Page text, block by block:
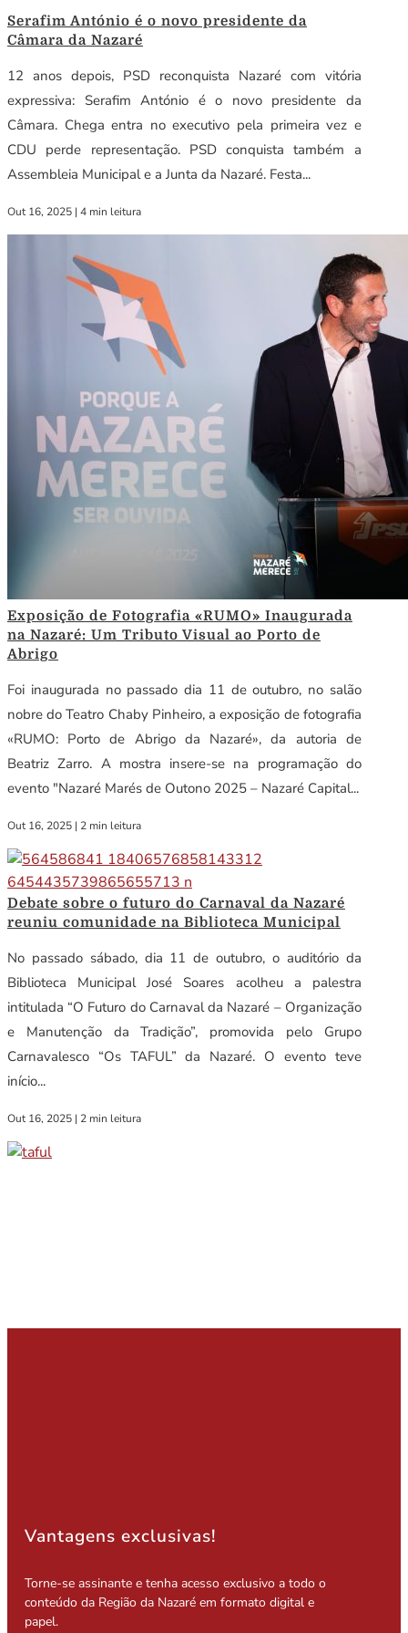
Serafim António é o novo presidente da
Câmara da Nazaré
12 anos depois, PSD reconquista Nazaré com vitória
expressiva: Serafim António é o novo presidente da
Câmara. Chega entra no executivo pela primeira vez e
CDU perde representação. PSD conquista também a
Assembleia Municipal e a Junta da Nazaré. Festa...
Out 16, 2025 | 4 min leitura
Exposição de Fotografia «RUMO» Inaugurada
na Nazaré: Um Tributo Visual ao Porto de
Abrigo
Foi inaugurada no passado dia 11 de outubro, no salão
nobre do Teatro Chaby Pinheiro, a exposição de fotografia
«RUMO: Porto de Abrigo da Nazaré», da autoria de
Beatriz Zarro. A mostra insere-se na programação do
evento "Nazaré Marés de Outono 2025 – Nazaré Capital...
Out 16, 2025 | 2 min leitura
Debate sobre o futuro do Carnaval da Nazaré
reuniu comunidade na Biblioteca Municipal
No passado sábado, dia 11 de outubro, o auditório da
Biblioteca Municipal José Soares acolheu a palestra
intitulada “O Futuro do Carnaval da Nazaré – Organização
e Manutenção da Tradição”, promovida pelo Grupo
Carnavalesco “Os TAFUL” da Nazaré. O evento teve
início...
Out 16, 2025 | 2 min leitura
Vantagens exclusivas!
Torne-se assinante e tenha acesso exclusivo a todo o
conteúdo da Região da Nazaré em formato digital e
papel.